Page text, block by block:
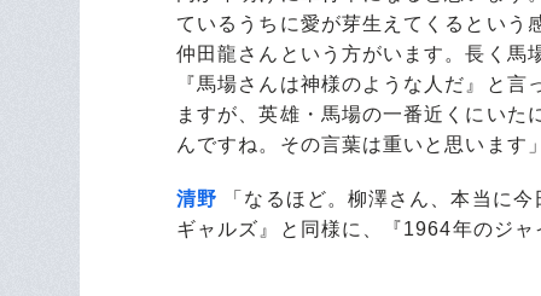
ているうちに愛が芽生えてくるとい
仲田龍さんという方がいます。長く馬
『馬場さんは神様のような人だ』と
ますが、英雄・馬場の一番近くにい
んですね。その言葉は重いと思います
清野 「なるほど。柳澤さん、本当に
ギャルズ』と同様に、『1964年のジ